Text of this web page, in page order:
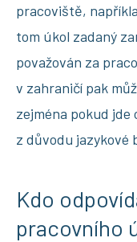
pracoviště,
tom úkol zadaný
považován za
v zahraničí pak
zejména pokud jde
z důvodu jazykové
Kdo
pracovního